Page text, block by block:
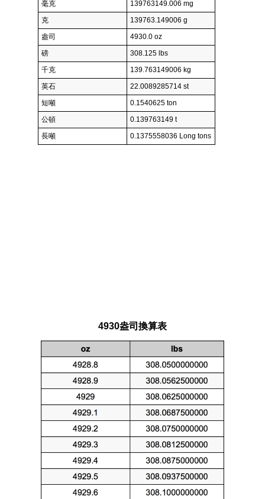
毫克
139763149.006 mg
克
139763.149006 g
盎司
4930.0 oz
磅
308.125 lbs
千克
139.763149006 kg
英石
22.0089285714 st
短噸
0.1540625 ton
公頓
0.139763149 t
長噸
0.1375558036 Long tons
4930盎司換算表